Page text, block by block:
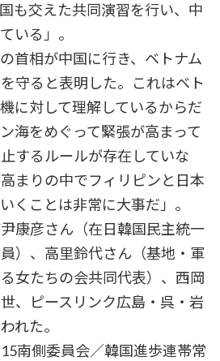
も交えた共同演習を行い、中
いる」。
首相が中国に行き、ベトナム
守ると表明した。これはベト
に対して理解しているからだ
海をめぐって緊張が高まって
するルールが存在していな
まりの中でフィリピンと日本
くことは非常に大事だ」。
康彦さん（在日韓国民主統一
）、高里鈴代さん（基地・軍
女たちの会共同代表）、西岡
、ピースリンク広島・呉・岩
れた。
南側委員会／韓国進歩連帯常